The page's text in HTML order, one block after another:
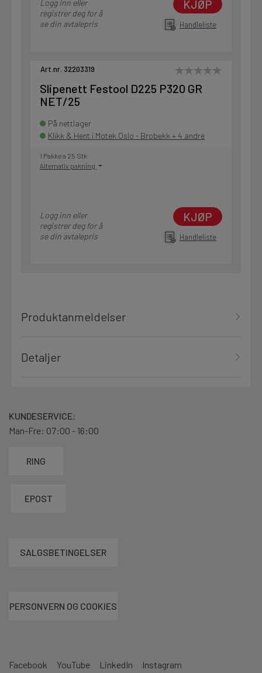
Logg inn eller
registrer deg for å
se din avtalepris
KJØP
Handleliste
Art.nr. 32203319
Slipenett Festool D225 P320 GR
NET/25
På nettlager
Klikk & Hent i Motek Oslo - Brobekk + 4 andre
1 Pakke a 25 Stk
Alternativ pakning
Logg inn eller
registrer deg for å
se din avtalepris
KJØP
Handleliste
Produktanmeldelser
Detaljer
Facebook YouTube LinkedIn Instagram
KUNDESERVICE:
Man-Fre: 07:00 - 16:00
RING
EPOST
SALGSBETINGELSER
PERSONVERN OG COOKIES